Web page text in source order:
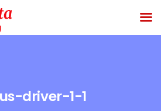
driver-1-1